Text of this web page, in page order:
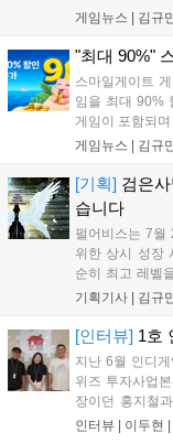
담을 획득할 수
원 증정한다. 또
게임뉴스 | 김규
"최대 90%"
스마일게이트
임을 최대 90%
게임이 포함되
경성 배경의 신
은 공식 페이지
게임뉴스 | 김규
[기획] 검은
습니다
펄어비스는 7월
위한 상시 성장
순히 최고 레벨
아 아카데미 수
용자는 과제를
기획기사 | 김규
[인터뷰] 1호
지난 6월 인디
위즈 투자사업
장이던 홍지철
장이던 이민정
인터뷰 | 이두현 |